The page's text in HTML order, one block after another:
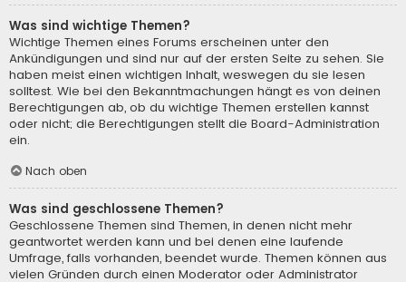
Was sind wichtige Themen?
Wichtige Themen eines Forums erscheinen unter den
Ankündigungen und sind nur auf der ersten Seite zu sehen. Sie
haben meist einen wichtigen Inhalt, weswegen du sie lesen
solltest. Wie bei den Bekanntmachungen hängt es von deinen
Berechtigungen ab, ob du wichtige Themen erstellen kannst
oder nicht; die Berechtigungen stellt die Board-Administration
ein.
Nach oben
Was sind geschlossene Themen?
Geschlossene Themen sind Themen, in denen nicht mehr
geantwortet werden kann und bei denen eine laufende
Umfrage, falls vorhanden, beendet wurde. Themen können aus
vielen Gründen durch einen Moderator oder Administrator